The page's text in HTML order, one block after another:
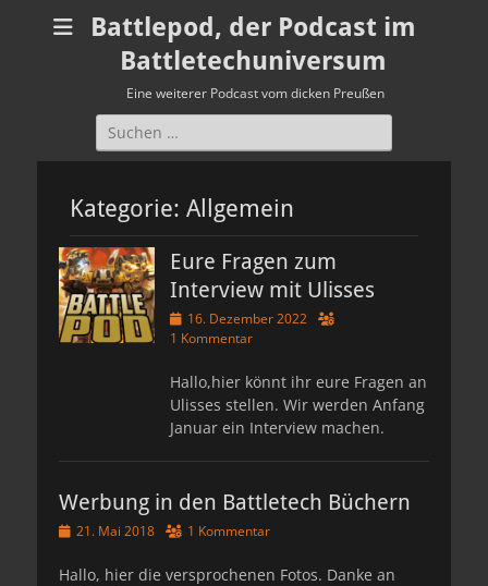
Battlepod, der Podcast im
Battletechuniversum
Eine weiterer Podcast vom dicken Preußen
Suchen
nach:
Kategorie: Allgemein
Eure Fragen zum
Interview mit Ulisses
Veröffentlicht
am
16. Dezember 2022
1 Kommentar
Hallo,hier könnt ihr eure Fragen an
Ulisses stellen. Wir werden Anfang
Januar ein Interview machen.
Werbung in den Battletech Büchern
Veröffentlicht
21. Mai 2018 1 Kommentar
Hallo, hier die versprochenen Fotos. Danke an